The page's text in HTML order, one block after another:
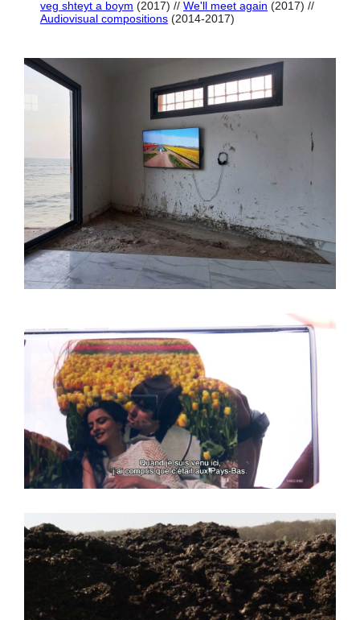
veg shteyt a boym (2017) // We'll meet again
Audiovisual compositions (2014-2017)